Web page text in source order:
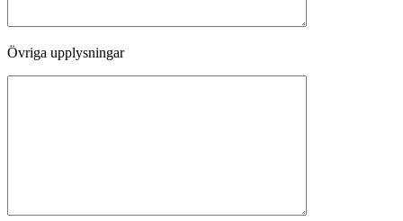
Övriga upplysningar